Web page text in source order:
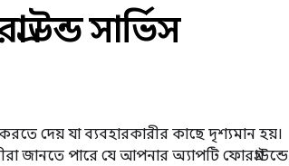
সার্ভিস
দেয় যা ব্যবহারকারীর কাছে দৃশ্যমান হয়।
জানতে পারে যে আপনার অ্যাপটি ফোরগ্রাউন্ডে